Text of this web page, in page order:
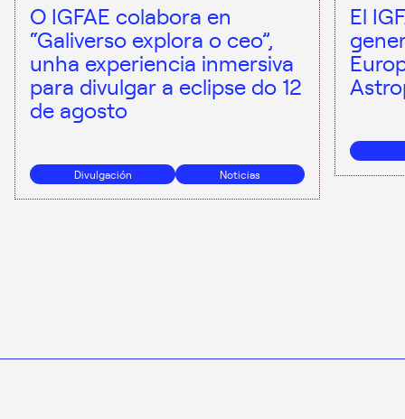
O IGFAE colabora en
“Galiverso explora o ceo”,
unha experiencia inmersiva
para divulgar a eclipse do 12
de agosto
Divulgación Noticias
El